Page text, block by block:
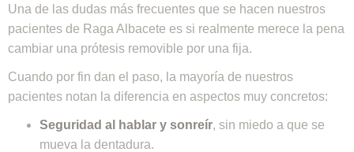
Una de las dudas más frecuentes que se hacen nuestros
pacientes de Raga Albacete es si realmente merece la pena
cambiar una prótesis removible por una fija.
Cuando por fin dan el paso, la mayoría de nuestros
pacientes notan la diferencia en aspectos muy concretos:
Seguridad al hablar y sonreír, sin miedo a que se
mueva la dentadura.